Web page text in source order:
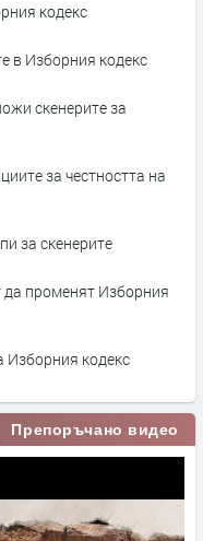
кодекс
в Изборния кодекс
скенерите за
за честността на
за скенерите
променят Изборния
Изборния кодекс
Препоръчано видео